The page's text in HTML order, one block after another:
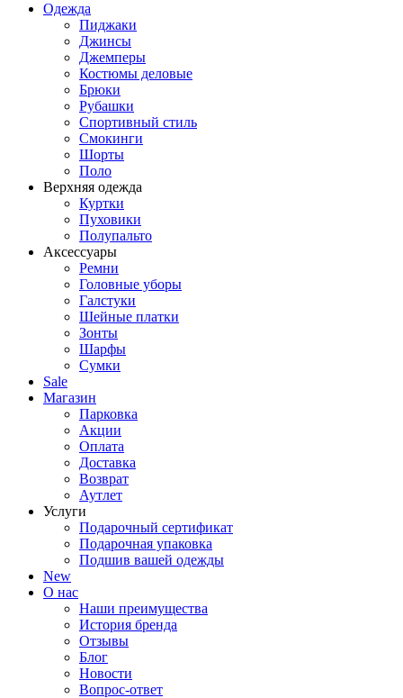
Одежда
Пиджаки
Джинсы
Джемперы
Костюмы деловые
Брюки
Рубашки
Спортивный стиль
Смокинги
Шорты
Поло
Верхняя одежда
Куртки
Пуховики
Полупальто
Аксессуары
Ремни
Головные уборы
Галстуки
Шейные платки
Зонты
Шарфы
Сумки
Sale
Магазин
Парковка
Акции
Оплата
Доставка
Возврат
Аутлет
Услуги
Подарочный сертификат
Подарочная упаковка
Подшив вашей одежды
New
О нас
Наши преимущества
История бренда
Отзывы
Блог
Новости
Вопрос-ответ